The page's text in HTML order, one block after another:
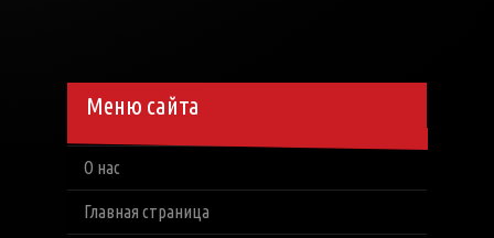
Меню сайта
О нас
Главная страница